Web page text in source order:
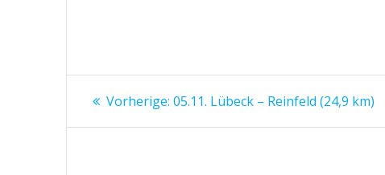
o
o
k
A
p
p
m
a
dI
n
Beitrags-
Navigation
Vorherige: Vorheriger
05.11. Lübeck – Reinfeld (24,9 km)